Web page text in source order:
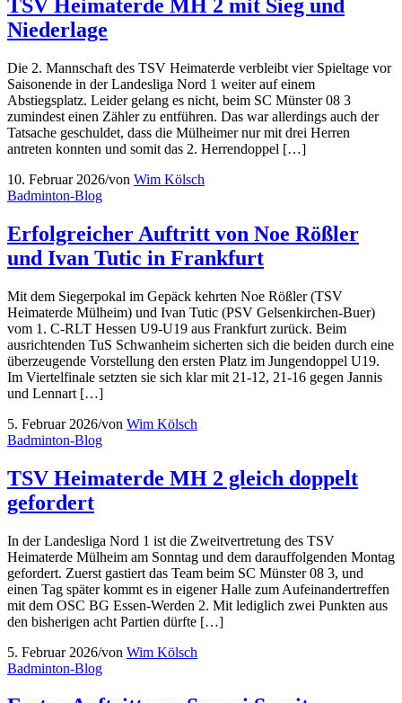
TSV Heimaterde MH 2 mit Sieg und
Niederlage
Die 2. Mannschaft des TSV Heimaterde verbleibt vier Spieltage vor
Saisonende in der Landesliga Nord 1 weiter auf einem
Abstiegsplatz. Leider gelang es nicht, beim SC Münster 08 3
zumindest einen Zähler zu entführen. Das war allerdings auch der
Tatsache geschuldet, dass die Mülheimer nur mit drei Herren
antreten konnten und somit das 2. Herrendoppel […]
10. Februar 2026/von Wim Kölsch
Badminton-Blog
Erfolgreicher Auftritt von Noe Rößler
und Ivan Tutic in Frankfurt
Mit dem Siegerpokal im Gepäck kehrten Noe Rößler (TSV
Heimaterde Mülheim) und Ivan Tutic (PSV Gelsenkirchen-Buer)
vom 1. C-RLT Hessen U9-U19 aus Frankfurt zurück. Beim
ausrichtenden TuS Schwanheim sicherten sich die beiden durch eine
überzeugende Vorstellung den ersten Platz im Jungendoppel U19.
Im Viertelfinale setzten sie sich klar mit 21-12, 21-16 gegen Jannis
und Lennart […]
5. Februar 2026/von Wim Kölsch
Badminton-Blog
TSV Heimaterde MH 2 gleich doppelt
gefordert
In der Landesliga Nord 1 ist die Zweitvertretung des TSV
Heimaterde Mülheim am Sonntag und dem darauffolgenden Montag
gefordert. Zuerst gastiert das Team beim SC Münster 08 3, und
einen Tag später kommt es in eigener Halle zum Aufeinandertreffen
mit dem OSC BG Essen-Werden 2. Mit lediglich zwei Punkten aus
den bisherigen acht Partien dürfte […]
5. Februar 2026/von Wim Kölsch
Badminton-Blog